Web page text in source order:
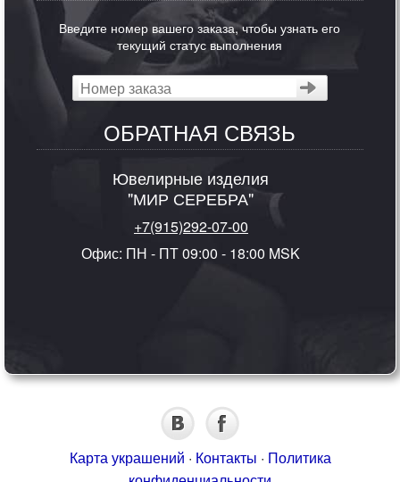
Введите номер вашего заказа, чтобы узнать его
текущий статус выполнения
ОБРАТНАЯ СВЯЗЬ
Ювелирные изделия
"МИР СЕРЕБРА"
+7(915)292-07-00
Офис: ПН - ПТ 09:00 - 18:00 MSK
Карта украшений · Контакты · Политика